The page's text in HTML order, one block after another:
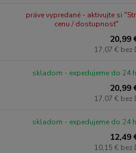
20,99
17,07 € bez
práve vypredané - aktivujte si
cenu / dostupnosť"
20,99
17,07 € bez
skladom - expedujeme do 24
12,49
10,15 € bez
skladom - expedujeme do 24